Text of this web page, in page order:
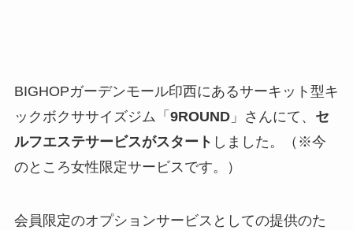
BIGHOPガーデンモール印西にあるサーキット型キ
ックボクササイズジム「 9ROUND」さんにて、 セ
ルフエステサービスがスタート しました。（※今
のところ女性限定サービスです。）
会員限定のオプションサービスとしての提供のた